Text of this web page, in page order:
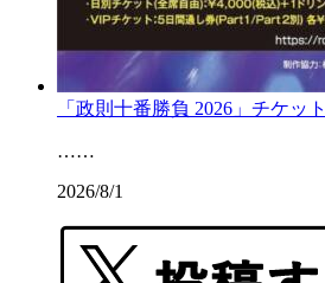
「政則十番勝負 2026」チケッ
……
2026/8/1